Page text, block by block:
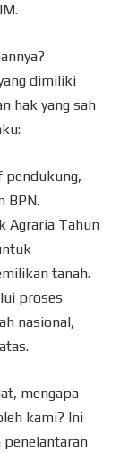
dimiliki
hak yang sah
pendukung,
BPN.
Agraria Tahun
tanah.
proses
nasional,
mengapa
kami? Ini
penelantaran